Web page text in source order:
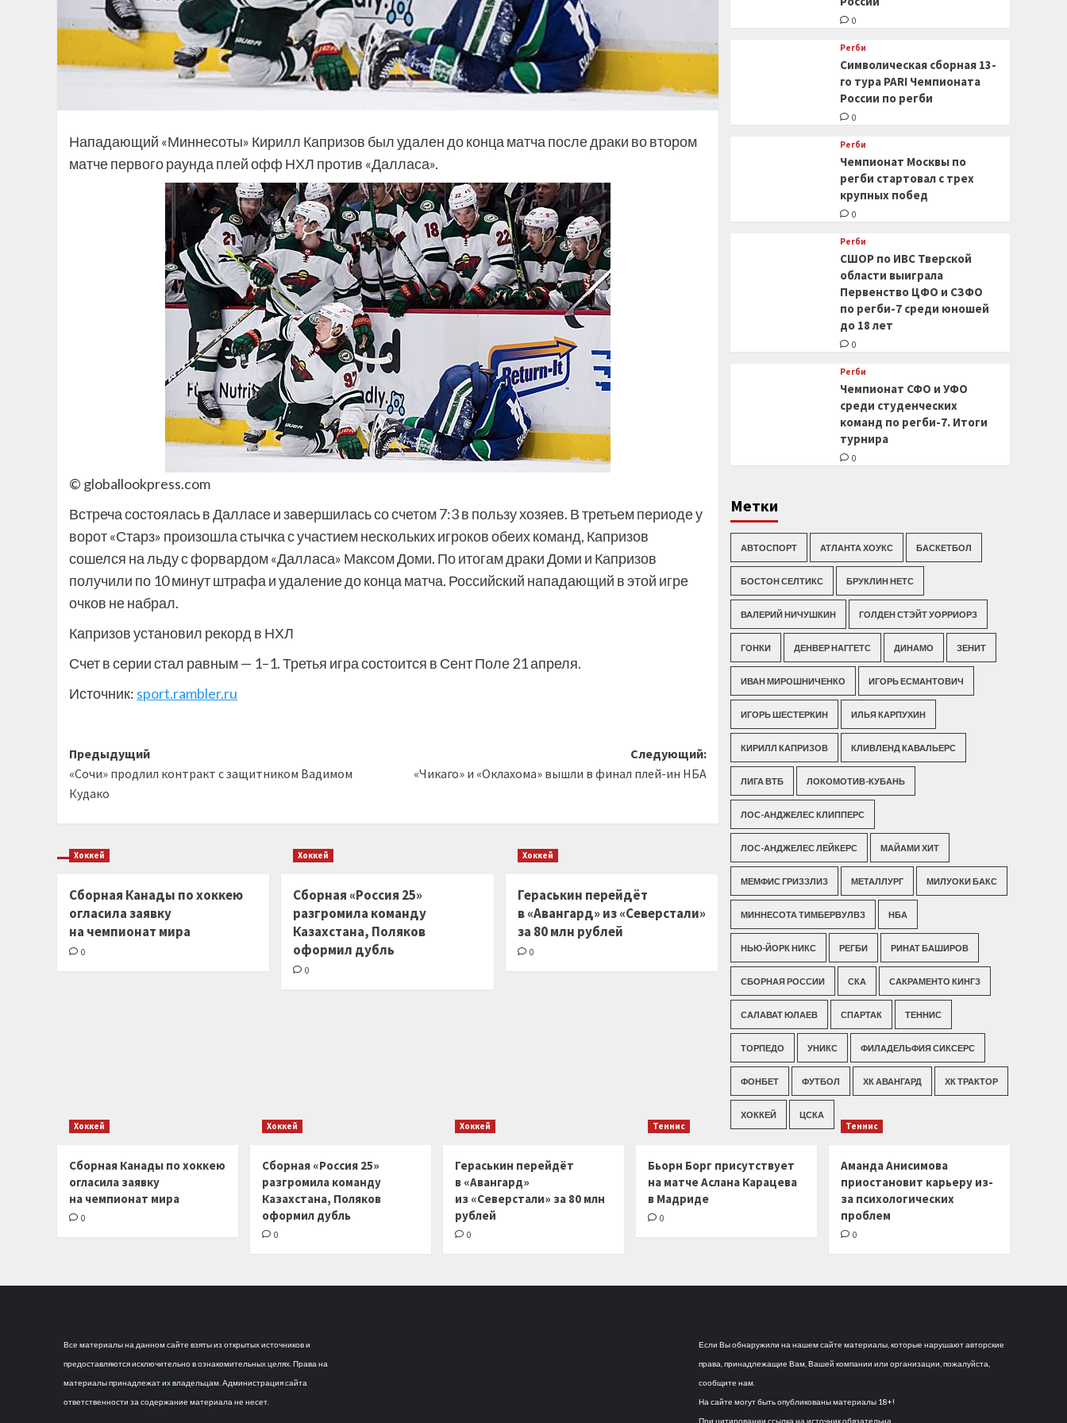
Нападающий «Миннесоты» Кирилл Капризов был удален до конца матча после драки во втором
матче первого раунда плей офф НХЛ против «Далласа».
© globallookpress.com
Встреча состоялась в Далласе и завершилась со счетом 7:3 в пользу хозяев. В третьем периоде у
ворот «Старз» произошла стычка с участием нескольких игроков обеих команд, Капризов
сошелся на льду с форвардом «Далласа» Максом Доми. По итогам драки Доми и Капризов
получили по 10 минут штрафа и удаление до конца матча. Российский нападающий в этой игре
очков не набрал.
Капризов установил рекорд в НХЛ
Счет в серии стал равным — 1–1. Третья игра состоится в Сент Поле 21 апреля.
Источник: sport.rambler.ru
Навигация
записи
Предыдущий
«Сочи» продлил контракт с защитником Вадимом
Кудако
Следующий:
«Чикаго» и «Оклахома» вышли в финал плей-ин НБА
Хоккей
Сборная Канады по хоккею
огласила заявку
на чемпионат мира
0
Хоккей
Сборная «Россия 25»
разгромила команду
Казахстана, Поляков
оформил дубль
0
Хоккей
Гераськин перейдёт
в «Авангард» из «Северстали»
за 80 млн рублей
0
0
Регби
Символическая сборная 13-
го тура PARI Чемпионата
России по регби
0
Регби
Чемпионат Москвы по
регби стартовал с трех
крупных побед
0
Регби
СШОР по ИВС Тверской
области выиграла
Первенство ЦФО и СЗФО
по регби-7 среди юношей
до 18 лет
0
Регби
Чемпионат СФО и УФО
среди студенческих
команд по регби-7. Итоги
турнира
0
Метки
АВТОСПОРТ АТЛАНТА ХОУКС БАСКЕТБОЛ
БОСТОН СЕЛТИКС БРУКЛИН НЕТС
ВАЛЕРИЙ НИЧУШКИН ГОЛДЕН СТЭЙТ УОРРИОРЗ
ГОНКИ ДЕНВЕР НАГГЕТС ДИНАМО ЗЕНИТ
ИВАН МИРОШНИЧЕНКО ИГОРЬ ЕСМАНТОВИЧ
ИГОРЬ ШЕСТЕРКИН ИЛЬЯ КАРПУХИН
КИРИЛЛ КАПРИЗОВ КЛИВЛЕНД КАВАЛЬЕРС
ЛИГА ВТБ ЛОКОМОТИВ-КУБАНЬ
ЛОС-АНДЖЕЛЕС КЛИППЕРС
ЛОС-АНДЖЕЛЕС ЛЕЙКЕРС МАЙАМИ ХИТ
МЕМФИС ГРИЗЗЛИЗ МЕТАЛЛУРГ МИЛУОКИ БАКС
МИННЕСОТА ТИМБЕРВУЛВЗ НБА
НЬЮ-ЙОРК НИКС РЕГБИ РИНАТ БАШИРОВ
СБОРНАЯ РОССИИ СКА САКРАМЕНТО КИНГЗ
САЛАВАТ ЮЛАЕВ СПАРТАК ТЕННИС
ТОРПЕДО УНИКС ФИЛАДЕЛЬФИЯ СИКСЕРС
ФОНБЕТ ФУТБОЛ ХК АВАНГАРД ХК ТРАКТОР
ХОККЕЙ ЦСКА
Хоккей
Сборная Канады по хоккею
огласила заявку
на чемпионат мира
0
Хоккей
Сборная «Россия 25»
разгромила команду
Казахстана, Поляков
оформил дубль
0
Хоккей
Гераськин перейдёт
в «Авангард»
из «Северстали» за 80 млн
рублей
0
Теннис
Бьорн Борг присутствует
на матче Аслана Карацева
в Мадриде
0
Теннис
Аманда Анисимова
приостановит карьеру из-
за психологических
проблем
0
Все материалы на данном сайте взяты из открытых источников и
предоставляются исключительно в ознакомительных целях. Права на
материалы принадлежат их владельцам. Администрация сайта
ответственности за содержание материала не несет.
Если Вы обнаружили на нашем сайте материалы, которые нарушают авторские
права, принадлежащие Вам, Вашей компании или организации, пожалуйста,
сообщите нам.
На сайте могут быть опубликованы материалы 18+!
При цитировании ссылка на источник обязательна.